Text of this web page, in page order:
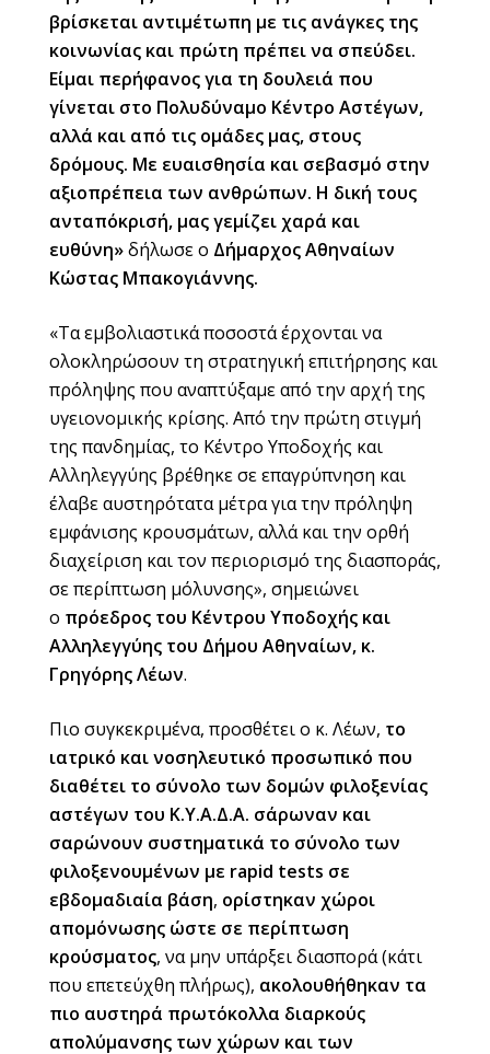
βρίσκεται αντιμέτωπη με τις ανάγκες της
κοινωνίας και πρώτη πρέπει να σπεύδει.
Είμαι περήφανος για τη δουλειά που
γίνεται στο Πολυδύναμο Κέντρο Αστέγων,
αλλά και από τις ομάδες μας, στους
δρόμους. Με ευαισθησία και σεβασμό στην
αξιοπρέπεια των ανθρώπων. Η δική τους
ανταπόκρισή, μας γεμίζει χαρά και
ευθύνη»δήλωσε ο Δήμαρχος Αθηναίων
Κώστας Μπακογιάννης.
«Τα εμβολιαστικά ποσοστά έρχονται να
ολοκληρώσουν τη στρατηγική επιτήρησης και
πρόληψης που αναπτύξαμε από την αρχή της
υγειονομικής κρίσης. Από την πρώτη στιγμή
της πανδημίας, το Κέντρο Υποδοχής και
Αλληλεγγύης βρέθηκε σε επαγρύπνηση και
έλαβε αυστηρότατα μέτρα για την πρόληψη
εμφάνισης κρουσμάτων, αλλά και την ορθή
διαχείριση και τον περιορισμό της διασποράς,
σε περίπτωση μόλυνσης», σημειώνει
ο πρόεδρος του Κέντρου Υποδοχής και
Αλληλεγγύης του Δήμου Αθηναίων, κ.
Γρηγόρης Λέων.
Πιο συγκεκριμένα, προσθέτει ο κ. Λέων, το
ιατρικό και νοσηλευτικό προσωπικό που
διαθέτει το σύνολο των δομών φιλοξενίας
αστέγων του Κ.Υ.Α.Δ.Α. σάρωναν και
σαρώνουν συστηματικά το σύνολο των
φιλοξενουμένων με rapid tests σε
εβδομαδιαία βάση, ορίστηκαν χώροι
απομόνωσης ώστε σε περίπτωση
κρούσματος, να μην υπάρξει διασπορά (κάτι
που επετεύχθη πλήρως), ακολουθήθηκαν τα
πιο αυστηρά πρωτόκολλα διαρκούς
απολύμανσης των χώρων και των